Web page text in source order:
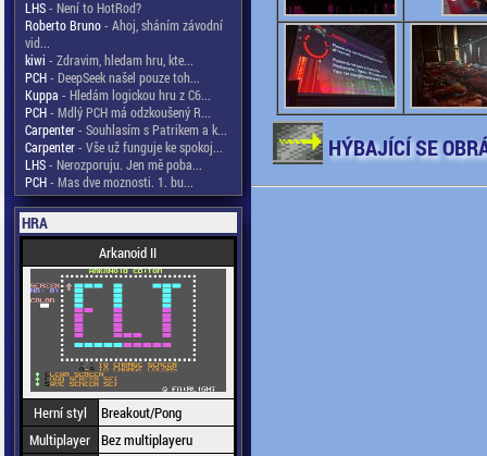
LHS- Není to HotRod?
Roberto Bruno- Ahoj, sháním závodní
vid...
kiwi - Zdravim, hledam hru, kte...
PCH- DeepSeek našel pouze toh...
Kuppa - Hledám logickou hru z C6...
PCH- Mdlý PCH má odzkoušený R...
Carpenter- Souhlasím s Patrikem a k...
Carpenter- Vše už funguje ke spokoj...
LHS- Nerozporuju. Jen mě poba...
PCH- Mas dve moznosti. 1. bu...
HRA
Arkanoid II
Herní styl
Breakout/Pong
Multiplayer Bez multiplayeru
HÝBAJÍCÍ SE